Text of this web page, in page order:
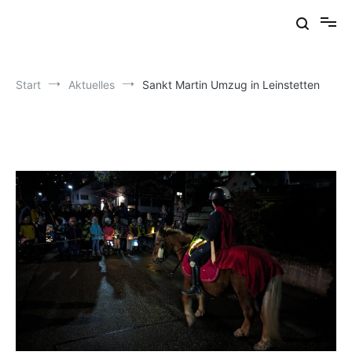
Start Aktuelles Sankt Martin Umzug in Leinstetten